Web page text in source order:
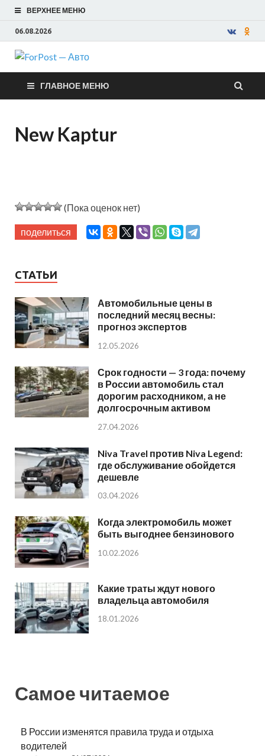
ВЕРХНЕЕ МЕНЮ
06.08.2026
ForPost —
Авто
ГЛАВНОЕ МЕНЮ
New Kaptur
(Пока оценок нет)
поделиться
СТАТЬИ
Автомобильные цены в
последний месяц весны:
прогноз экспертов
12.05.2026
Срок годности — 3 года: почему
в России автомобиль стал
дорогим расходником, а не
долгосрочным активом
27.04.2026
Niva Travel против Niva Legend:
где обслуживание обойдется
дешевле
03.04.2026
Когда электромобиль может
быть выгоднее бензинового
10.02.2026
Какие траты ждут нового
владельца автомобиля
18.01.2026
Самое читаемое
В России изменятся правила труда и отдыха
водителей